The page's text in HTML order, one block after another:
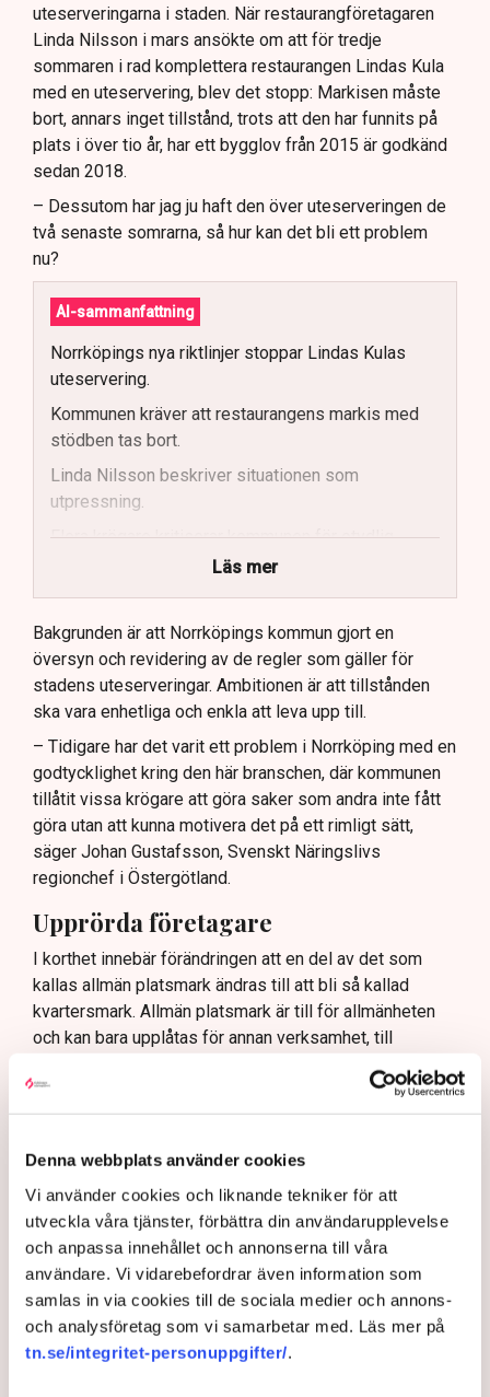
Denna webbplats använder cookies
Vi använder cookies och liknande tekniker för att
utveckla våra tjänster, förbättra din användarupplevelse
och anpassa innehållet och annonserna till våra
användare. Vi vidarebefordrar även information som
samlas in via cookies till de sociala medier och annons-
och analysföretag som vi samarbetar med. Läs mer på
tn.se/integritet-personuppgifter/.
uteserveringarna i staden. När restaurangföretagaren
Linda Nilsson i mars ansökte om att för tredje
sommaren i rad komplettera restaurangen Lindas Kula
med en uteservering, blev det stopp: Markisen måste
bort, annars inget tillstånd, trots att den har funnits på
plats i över tio år, har ett bygglov från 2015 är godkänd
sedan 2018.
– Dessutom har jag ju haft den över uteserveringen de
två senaste somrarna, så hur kan det bli ett problem
nu?
AI-sammanfattning
Norrköpings nya riktlinjer stoppar Lindas Kulas
uteservering.
Kommunen kräver att restaurangens markis med
stödben tas bort.
Linda Nilsson beskriver situationen som
utpressning.
Flera krögare kritiserar kommunen för otydlig
Kommunen vill skapa enhetliga regler för
uteserveringar.
Lindas Kula ställer in uteserveringen för
sommaren.
Läs mer
Bakgrunden är att Norrköpings kommun gjort en
översyn och revidering av de regler som gäller för
stadens uteserveringar. Ambitionen är att tillstånden
ska vara enhetliga och enkla att leva upp till.
– Tidigare har det varit ett problem i Norrköping med en
godtycklighet kring den här branschen, där kommunen
tillåtit vissa krögare att göra saker som andra inte fått
göra utan att kunna motivera det på ett rimligt sätt,
säger Johan Gustafsson, Svenskt Näringslivs
regionchef i Östergötland.
Upprörda företagare
I korthet innebär förändringen att en del av det som
kallas allmän platsmark ändras till att bli så kallad
kvartersmark. Allmän platsmark är till för allmänheten
och kan bara upplåtas för annan verksamhet, till
inte ha alltför omfattande konstruktioner som väggar
och inglasning.
– Det har funnits konstruktioner runt uteserveringarna
offentlig mark. Därför görs förändringarna, säger Maria
Egebäck, enhetschef på driftstöd och service i
Norrköping.
Förändringen från allmän platsmark till kvartersmark
medger att den kan hyras ut under längre tid och andra
villkor. Det kräver dock en ändring i detaljplanen för